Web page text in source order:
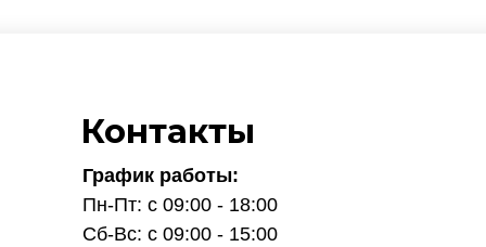
Контакты
График работы:
Пн-Пт: с 09:00 - 18:00
Сб-Вс: с 09:00 - 15:00